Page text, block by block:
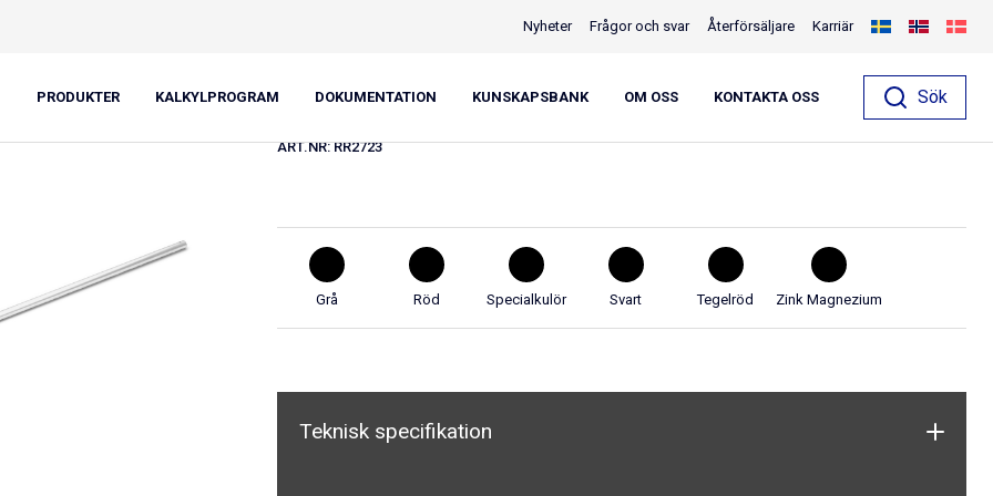
Sök
PRODUKTER KALKYLPROGRAM DOKUMENTATION KUNSKAPSBANK OM OSS KONTAKTA OSS
Nyheter Frågor och svar Återförsäljare Karriär
Räckesrör 27 mm längd 2,3m
ART.NR:RR2723
Grå Röd Specialkulör Svart Tegelröd Zink Magnezium
Teknisk specifikation